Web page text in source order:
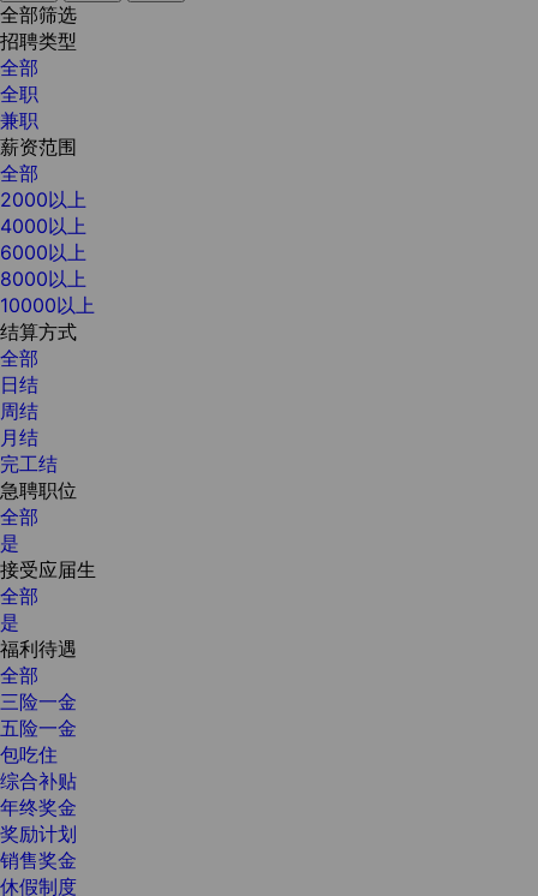
全部筛选
招聘类型
全部
全职
兼职
薪资范围
全部
2000以上
4000以上
6000以上
8000以上
10000以上
结算方式
全部
日结
周结
月结
完工结
急聘职位
全部
是
接受应届生
全部
是
福利待遇
全部
三险一金
五险一金
包吃住
综合补贴
年终奖金
奖励计划
销售奖金
休假制度